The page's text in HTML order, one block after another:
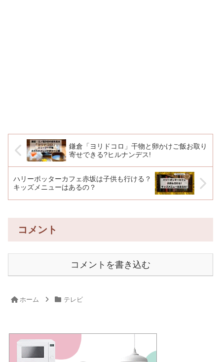
鎌倉「ヨリドコロ」干物と卵かけご飯お取り
寄せできる?ヒルナンデス!
ハリーポッターカフェ赤坂は子供も行ける？
キッズメニューはあるの？
コメント
コメントを書き込む
ホーム テレビ